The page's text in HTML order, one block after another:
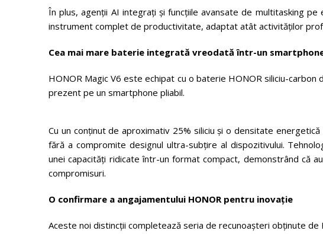
În plus, agenții AI integrați și funcțiile avansate de multitasking
instrument complet de productivitate, adaptat atât activităților
Cea mai mare baterie integrată vreodată într-un
HONOR Magic V6 este echipat cu o baterie HONOR siliciu-
prezent pe un smartphone pliabil.
Cu un conținut de aproximativ 25% siliciu și o densitate
fără a compromite designul ultra-subțire al dispozitivului.
unei capacități ridicate într-un format compact, demonstrând că
compromisuri.
O confirmare a angajamentului HONOR pentru inovație
Aceste noi distincții completează seria de recunoașteri obținute de